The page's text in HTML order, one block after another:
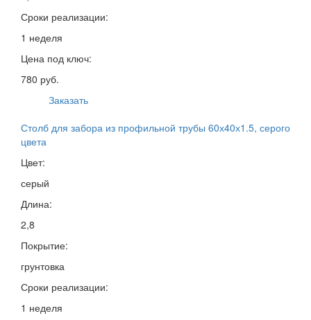
Сроки реализации:
1 неделя
Цена под ключ:
780 руб.
Заказать
Столб для забора из профильной трубы 60х40х1.5, серого
цвета
Цвет:
серый
Длина:
2,8
Покрытие:
грунтовка
Сроки реализации:
1 неделя